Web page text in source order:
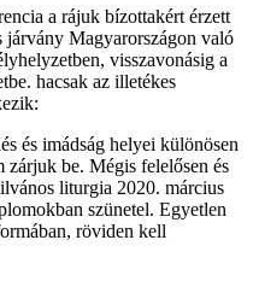
a rájuk bízottakért érzett
járvány Magyarországon való
visszavonásig a
hacsak az illetékes
és imádság helyei különösen
zárjuk be. Mégis felelősen és
liturgia 2020. március
szünetel. Egyetlen
röviden kell